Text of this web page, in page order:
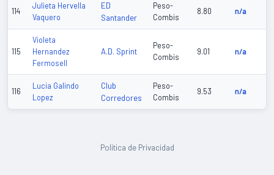
114
Julieta Hervella
Vaquero
ED
Santander
Peso-
Combis
8.80 n/a
115
Violeta
Hernandez
Fermosell
A.D. Sprint
Peso-
Combis
9.01 n/a
116
Lucia Galindo
Lopez
Club
Corredores
Peso-
Combis
9.53 n/a
Política de Privacidad